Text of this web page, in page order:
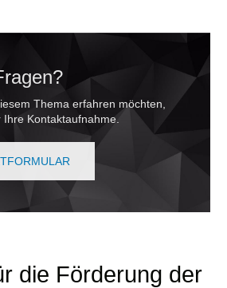
Thema erfahren möchten,
Kontaktaufnahme.
die Förderung der